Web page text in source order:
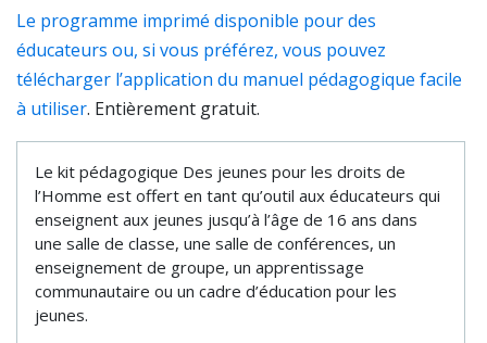
Le programme imprimé disponible pour des
éducateurs ou, si vous préférez, vous pouvez
télécharger l’application du manuel pédagogique facile
à utiliser. Entièrement gratuit.
Le kit pédagogique Des jeunes pour les droits de
l’Homme est offert en tant qu’outil aux éducateurs qui
enseignent aux jeunes jusqu’à l’âge de 16 ans dans
une salle de classe, une salle de conférences, un
enseignement de groupe, un apprentissage
communautaire ou un cadre d’éducation pour les
jeunes.